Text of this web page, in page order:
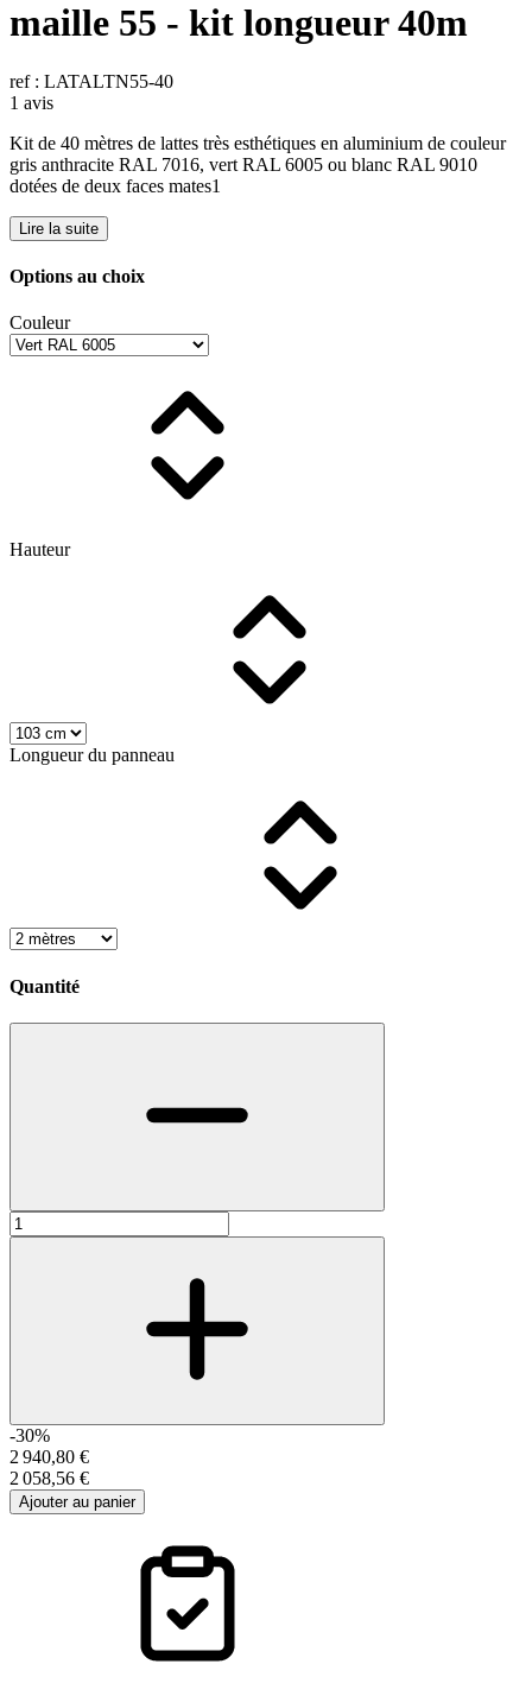
maille 55 - kit longueur 40m
ref : LATALTN55-40
1 avis
Kit de 40 mètres de lattes très esthétiques en aluminium de couleur
gris anthracite RAL 7016, vert RAL 6005 ou blanc RAL 9010
dotées de deux faces mates1
Lire la suite
Options au choix
Couleur
Hauteur
Longueur du panneau
Quantité
-30%
2 940,80 €
2 058,56 €
Ajouter au panier